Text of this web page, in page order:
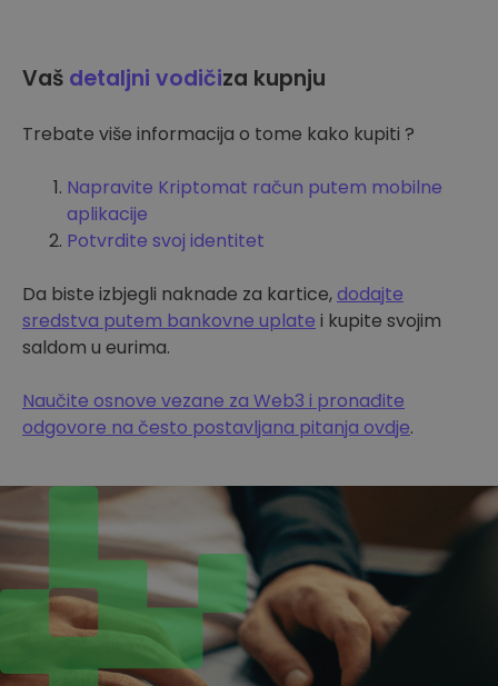
Vaš detaljni vodičiza kupnju
Trebate više informacija o tome kako kupiti ?
Napravite Kriptomat račun putem mobilne
aplikacije
Potvrdite svoj identitet
Da biste izbjegli naknade za kartice,dodajte
sredstva putem bankovne uplate i kupite svojim
saldom u eurima.
Naučite osnove vezane za Web3 i pronađite
odgovore na često postavljana pitanja ovdje.